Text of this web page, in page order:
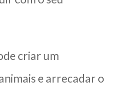
criar um
e arrecadar o